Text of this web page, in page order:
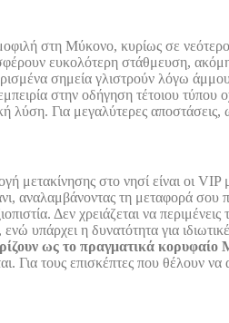
στη Μύκονο, κυρίως σε
ευκολότερη στάθμευση,
σημεία γλιστρούν λόγω
στην οδήγηση τέτοιου
λύση. Για μεγαλύτερες αποστάσεις,
μετακίνησης στο νησί είναι οι
αναλαμβάνοντας τη μεταφορά σου
Δεν χρειάζεται να
υπάρχει η δυνατότητα για
ως το πραγματικά κορυφαίο
Για τους επισκέπτες που